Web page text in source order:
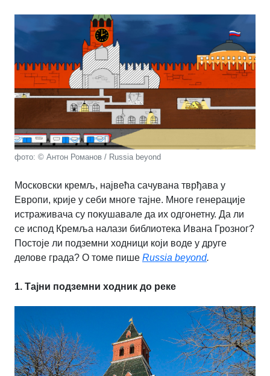
фото: © Антон Романов / Russia beyond
Московски кремљ, највећа сачувана тврђава у
Европи, крије у себи многе тајне. Многе генерације
истраживача су покушавале да их одгонетну. Да ли
се испод Кремља налази библиотека Ивана Грозног?
Постоје ли подземни ходници који воде у друге
делове града? О томе пише Russia beyond.
1. Тајни подземни ходник до реке